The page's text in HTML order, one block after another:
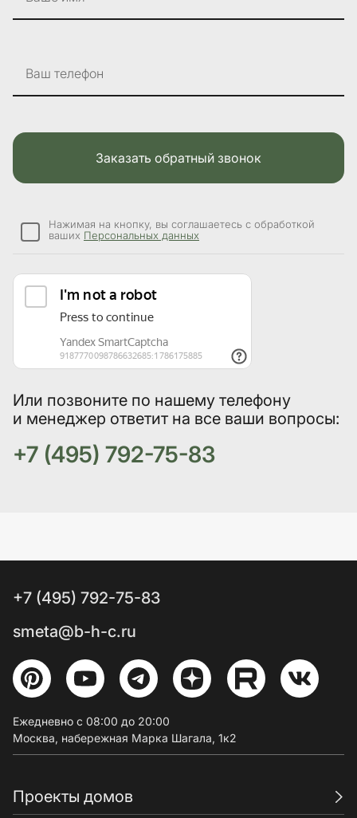
Или позвоните по нашему телефону
и менеджер ответит на все ваши вопросы:
+7 (495) 792-75-83
Ваш телефон
Заказать обратный звонок
Нажимая на кнопку, вы соглашаетесь с обработкой
ваших Персональных данных
Проекты домов
+7 (495) 792-75-83
smeta@b-h-c.ru
Ежедневно с 08:00 до 20:00
Москва, набережная Марка Шагала, 1к2